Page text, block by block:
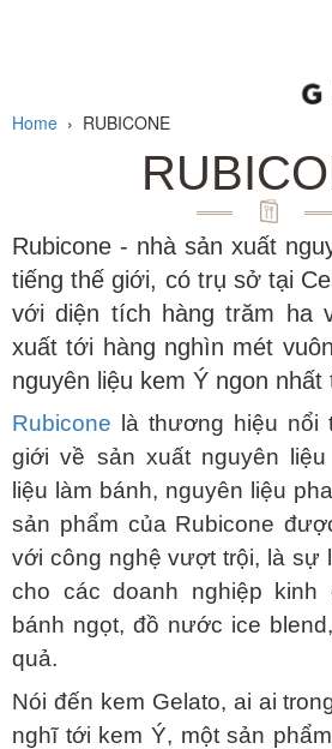
Home › RUBICONE
Rubicone - nhà sản xuất
tiếng thế giới, có trụ sở tại
với diện tích hàng trăm ha
xuất tới hàng nghìn mét
nguyên liệu kem Ý ngon nhất
Rubicone là thương hiệu nổi
giới về sản xuất nguyên
liệu làm bánh, nguyên liệu
sản phẩm của Rubicone
với công nghệ vượt trội, là sự
cho các doanh nghiệp kinh
bánh ngọt, đồ nước ice
quả.
Nói đến kem Gelato, ai ai
nghĩ tới kem Ý, một sản